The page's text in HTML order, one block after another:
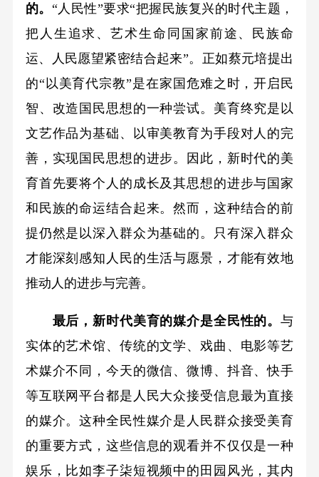
的。 “人民性”要求“把握民族复兴的时代主题，
把人生追求、艺术生命同国家前途、民族命
运、人民愿望紧密结合起来”。正如蔡元培提出
的“以美育代宗教”是在家国危难之时，开启民
智、改造国民思想的一种尝试。美育终究是以
文艺作品为基础、以审美教育为手段对人的完
善，实现国民思想的进步。因此，新时代的美
育首先要将个人的成长及其思想的进步与国家
和民族的命运结合起来。然而，这种结合的前
提仍然是以深入群众为基础的。只有深入群众
才能深刻感知人民的生活与愿景，才能有效地
推动人的进步与完善。
最后，新时代美育的媒介是全民性的。与
实体的艺术馆、传统的文学、戏曲、电影等艺
术媒介不同，今天的微信、微博、抖音、快手
等互联网平台都是人民大众接受信息最为直接
的媒介。这种全民性媒介是人民群众接受美育
的重要方式，这些信息的观看并不仅仅是一种
娱乐，比如李子柒短视频中的田园风光，其内